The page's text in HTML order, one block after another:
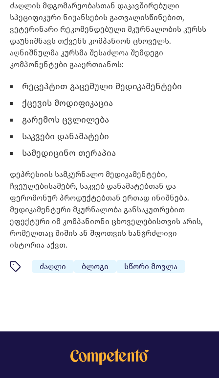
ძაღლის მდგომარეობასთან დაკავშირებული
სპეციფიკური ნიუანსების გათვალისწინებით,
ვეტერინარი რეკომენდებული მკურნალობის კურსს
დაუნიშნავს თქვენს კომპანიონ ცხოველს.
აღნიშნულმა კურსმა შესაძლოა შემდეგი
კომპონენტები გააერთიანოს:
რეცეპტით გაცემული მედიკამენტები
ქცევის მოდიფიკაცია
გარემოს ცვლილება
საკვები დანამატები
სამედიცინო თერაპია
დეპრესიის სამკურნალო მედიკამენტები,
ჩვეულებისამებრ, საკვებ დანამატებთან და
ფერომონურ პროდუქტებთან ერთად ინიშნება.
მედიკამენტური მკურნალობა განსაკუთრებით
ეფექტური იმ კომპანიონი ცხოველებისთვის არის,
რომელთაც შიშის ან შფოთვის ხანგრძლივი
ისტორია აქვთ.
ძაღლი ბლოგი სწორი მოვლა